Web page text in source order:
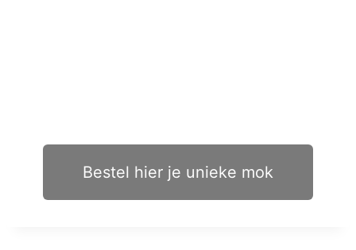
Bestel hier je unieke mok